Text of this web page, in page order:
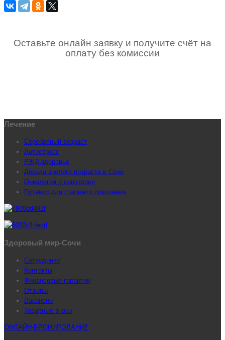
Оставьте онлайн заявку и получите счёт на
оплату без комиссии
Лечение
Серебряный возраст
Антистресс
РЖД-здоровье
Декада зрелого возраста в Сочи
Онкология и санатории
Путевки для старшего поколения
Здоровый мир-Сочи
Сотрудники
Контакты
Финансовые гарантии
Отзывы
Вакансии
Товарные знаки
ОНЛАЙН-БРОНИРОВАНИЕ